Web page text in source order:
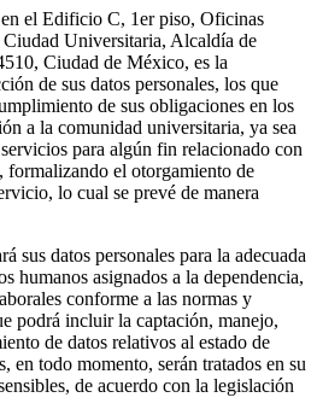
el Edificio C, 1er piso, Oficinas
Universitaria, Alcaldía de
Ciudad de México, es la
de sus datos personales, los que
de sus obligaciones en los
a la comunidad universitaria, ya sea
para algún fin relacionado con
formalizando el otorgamiento de
lo cual se prevé de manera
sus datos personales para la adecuada
humanos asignados a la dependencia,
conforme a las normas y
podrá incluir la captación, manejo,
de datos relativos al estado de
en todo momento, serán tratados en su
de acuerdo con la legislación